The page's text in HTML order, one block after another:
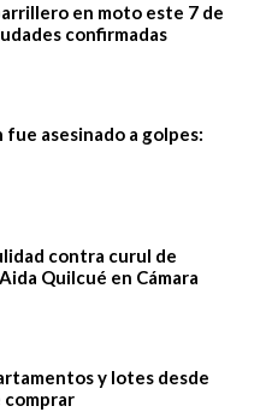
en moto este 7 de
confirmadas
asesinado a golpes:
contra curul de
Quilcué en Cámara
y lotes desde
comprar